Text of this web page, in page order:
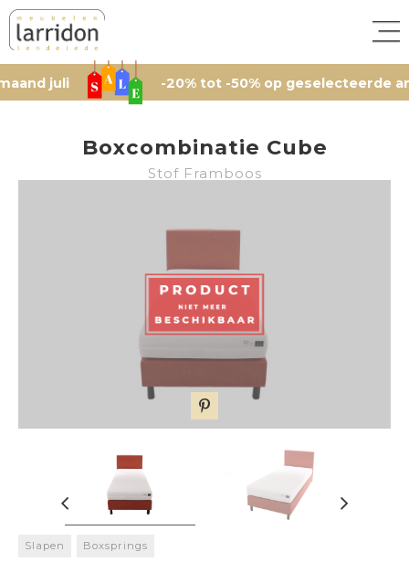
-20% tot -50% op geselecteerde
Boxcombinatie Cube
Stof Framboos
Slapen Boxsprings